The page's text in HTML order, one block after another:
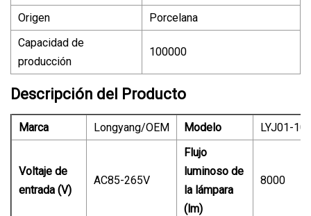
Origen
Porcelana
Capacidad de
producción
100000
Descripción del Producto
Marca Longyang/OEM Modelo LYJ01-
Voltaje de
entrada (V)
AC85-265V
Flujo
luminoso de
la lámpara
(lm)
8000